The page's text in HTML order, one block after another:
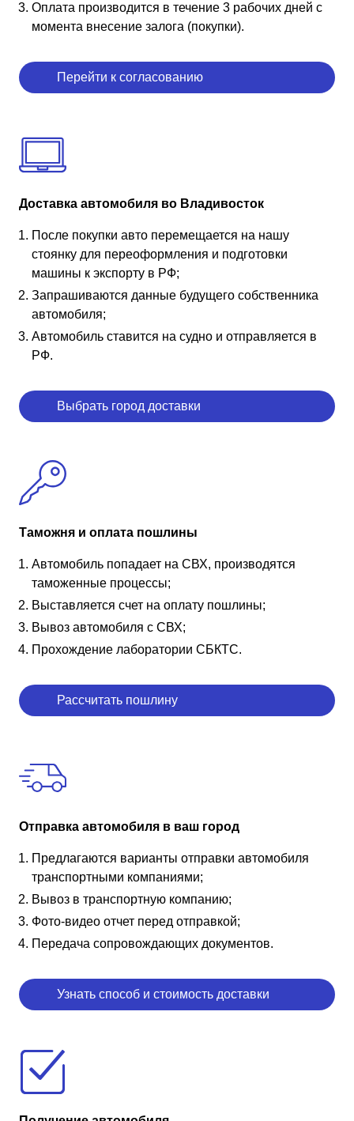
Оплата производится в течение 3 рабочих дней с
момента внесение залога (покупки).
Перейти к согласованию
Доставка автомобиля во Владивосток
После покупки авто перемещается на нашу
стоянку для переоформления и подготовки
машины к экспорту в РФ;
Запрашиваются данные будущего собственника
автомобиля;
Автомобиль ставится на судно и отправляется в
РФ.
Выбрать город доставки
Таможня и оплата пошлины
Автомобиль попадает на СВХ, производятся
таможенные процессы;
Выставляется счет на оплату пошлины;
Вывоз автомобиля с СВХ;
Прохождение лаборатории СБКТС.
Рассчитать пошлину
Отправка автомобиля в ваш город
Предлагаются варианты отправки автомобиля
транспортными компаниями;
Вывоз в транспортную компанию;
Фото-видео отчет перед отправкой;
Передача сопровождающих документов.
Узнать способ и стоимость доставки